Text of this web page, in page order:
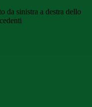
da sinistra a destra dello